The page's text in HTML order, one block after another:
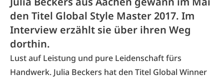
den Titel Global Style Master 2017. Im
Interview erzählt sie über ihren Weg
dorthin.
Lust auf Leistung und pure Leidenschaft fürs
Handwerk. Julia Beckers hat den Titel Global Winner